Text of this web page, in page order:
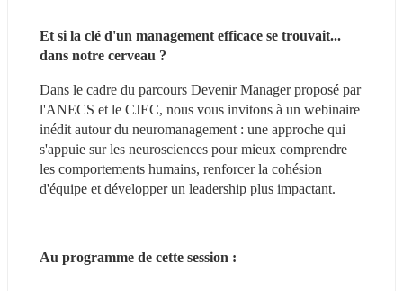
Et si la clé d'un management efficace se trouvait...
dans notre cerveau ?
Dans le cadre du parcours Devenir Manager proposé par
l'ANECS et le CJEC, nous vous invitons à un webinaire
inédit autour du neuromanagement : une approche qui
s'appuie sur les neurosciences pour mieux comprendre
les comportements humains, renforcer la cohésion
d'équipe et développer un leadership plus impactant.
Au programme de cette session :